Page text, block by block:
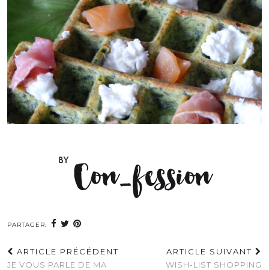
PARTAGER:
ARTICLE PRÉCÉDENT
JE VOUS PARLE DE MA
ARTICLE SUIVANT
WISH-LIST SHOPPING